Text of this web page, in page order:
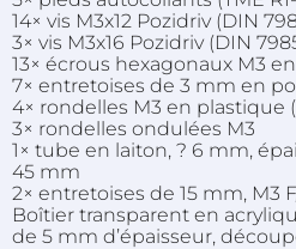
14× vis M3x12 Pozidriv (DIN
3× vis M3x16 Pozidriv (DIN
13× écrous hexagonaux M3
7× entretoises de 3 mm en
4× rondelles M3 en plastique
3× rondelles ondulées M3
1× tube en laiton, ? 6 mm,
45 mm
2× entretoises de 15 mm, M3
Boîtier transparent en
de 5 mm d’épaisseur,